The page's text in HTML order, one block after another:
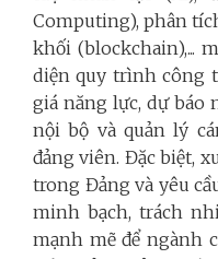
Computing), phân
khối (blockchain),...
diện quy trình công
giá năng lực, dự báo
nội bộ và quản lý
đảng viên. Đặc biệt,
trong Đảng và yêu
minh bạch, trách
mạnh mẽ để ngành